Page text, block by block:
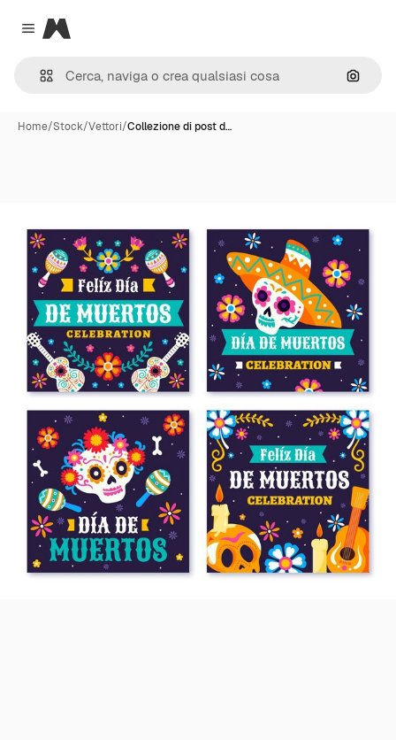
Close menu
Magnific
Cerca
Home/Stock/Vettori/Collezione di post d…